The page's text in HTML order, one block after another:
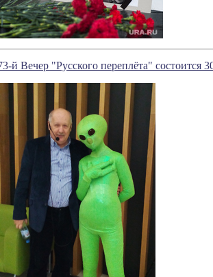
й Вечер "Русского переплёта" состоится